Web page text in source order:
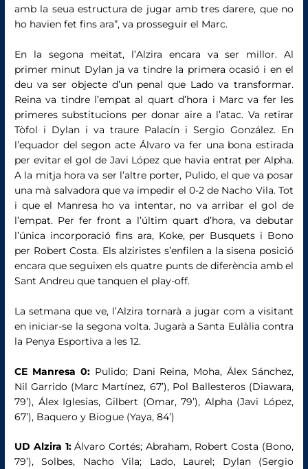
amb la seua estructura de jugar amb tres darere, que no
ho havien fet fins ara”, va prosseguir el Marc.
En la segona meitat, l’Alzira encara va ser millor. Al
primer minut Dylan ja va tindre la primera ocasió i en el
deu va ser objecte d’un penal que Lado va transformar.
Reina va tindre l’empat al quart d’hora i Marc va fer les
primeres substitucions per donar aire a l’atac. Va retirar
Tòfol i Dylan i va traure Palacín i Sergio González. En
l’equador del segon acte Álvaro va fer una bona estirada
per evitar el gol de Javi López que havia entrat per Alpha.
A la mitja hora va ser l’altre porter, Pulido, el que va posar
una mà salvadora que va impedir el 0-2 de Nacho Vila. Tot
i que el Manresa ho va intentar, no va arribar el gol de
l’empat. Per fer front a l’últim quart d’hora, va debutar
l’única incorporació fins ara, Koke, per Busquets i Bono
per Robert Costa. Els alziristes s’enfilen a la sisena posició
encara que seguixen els quatre punts de diferència amb el
Sant Andreu que tanquen el play-off.
La setmana que ve, l’Alzira tornarà a jugar com a visitant
en iniciar-se la segona volta. Jugarà a Santa Eulàlia contra
la Penya Esportiva a les 12.
CE Manresa 0:Pulido; Dani Reina, Moha, Álex Sánchez,
Nil Garrido (Marc Martínez, 67’), Pol Ballesteros (Diawara,
79’), Álex Iglesias, Gilbert (Omar, 79’), Alpha (Javi López,
67’), Baquero y Biogue (Yaya, 84’)
UD Alzira 1:Álvaro Cortés; Abraham, Robert Costa (Bono,
79’), Solbes, Nacho Vila; Lado, Laurel; Dylan (Sergio